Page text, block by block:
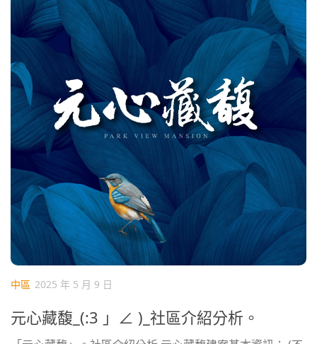
中區 2025 年 5 月 9 日
元心藏馥_(:3 」∠ )_社區介紹分析。